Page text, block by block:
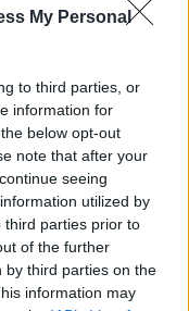
My Personal
to third parties, or
information for
below opt-out
note that after your
seeing
utilized by
third parties prior to
of the further
by third parties on the
information may
sono previste
funzionale della
di sabato
e idraulico.
40-60 mm e massimi